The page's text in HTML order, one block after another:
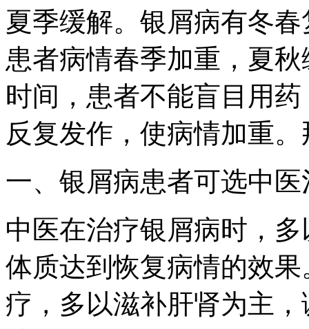
夏季缓解。银屑病有冬
患者病情春季加重，夏
时间，患者不能盲目用
反复发作，使病情加重。
一、银屑病患者可选中医
中医在治疗银屑病时，
体质达到恢复病情的效
疗，多以滋补肝肾为主